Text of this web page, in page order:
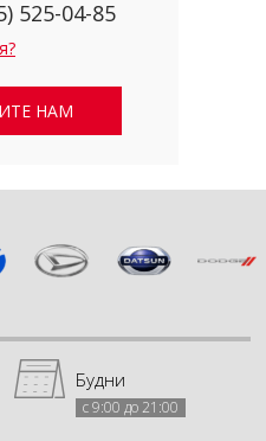
525-04-85
НАМ
Будни
с 9:00 до 21:00